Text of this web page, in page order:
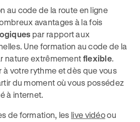
au code de la route en ligne
avantages à la fois
par rapport aux
Une formation au code de la
nature extrêmement flexible.
à votre rythme et dès que vous
du moment où vous possédez
à internet.
de formation, les live vidéoou